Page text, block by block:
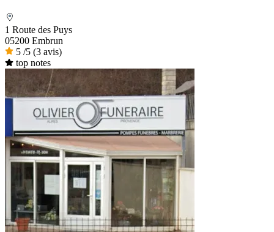
1 Route des Puys
05200 Embrun
5 /5 (3 avis)
top notes